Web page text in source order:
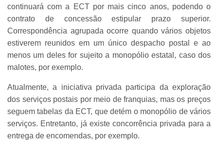
continuará com a ECT por mais cinco anos, podendo o
contrato de concessão estipular prazo superior.
Correspondência agrupada ocorre quando vários objetos
estiverem reunidos em um único despacho postal e ao
menos um deles for sujeito a monopólio estatal, caso dos
malotes, por exemplo.
Atualmente, a iniciativa privada participa da exploração
dos serviços postais por meio de franquias, mas os preços
seguem tabelas da ECT, que detém o monopólio de vários
serviços. Entretanto, já existe concorrência privada para a
entrega de encomendas, por exemplo.